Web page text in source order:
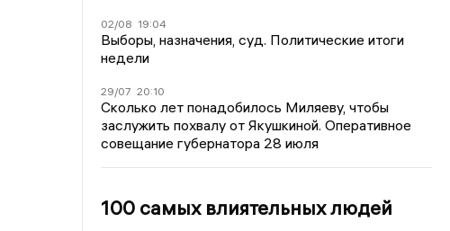
02/08 19:04
Выборы, назначения, суд. Политические итоги
недели
29/07 20:10
Сколько лет понадобилось Миляеву, чтобы
заслужить похвалу от Якушкиной. Оперативное
совещание губернатора 28 июля
100 самых влиятельных людей